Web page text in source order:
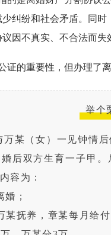
纠纷和社会矛盾。同
因不真实、不合法而失
的重要性，但办理了
举个
某（女）一见钟情后
后双方生育一子甲
容为：
；
某抚养，章某每月给